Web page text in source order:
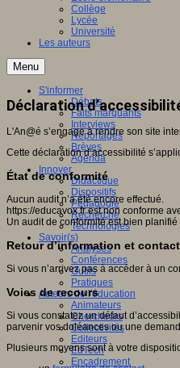
Collège
Lycée
Université
Les auteurs
Menu
S'informer
Débats
Faits marquants
Interviews
Reportages
Brèves
Agenda
Innover
Didactique
Dispositifs
Pédagogie
Recherche
Technologies
Savoir(s)
Analyses
Conférences
Outils
Pratiques
Acteurs de l'éducation
Animateurs
Chercheurs
Collectivités
Editeurs
EdTech
Encadrement
Déclaration
L'An@é s’engage à rendre son site
Cette déclaration d’accessibilité
État de conformité
Aucun audit n’a été encore effectué.
https://educavox.fr est non conforme
Un audit de conformité est bien
Retour d’information et contact
Si vous n’arrivez pas à accéder à un
Voies de recours
Si vous constatez un défaut
parvenir vos doléances ou une
Plusieurs moyens sont à votre